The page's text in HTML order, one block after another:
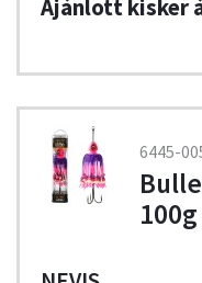
6445-
100g